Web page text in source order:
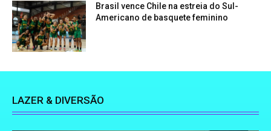
Brasil vence Chile na estreia do Sul-
Americano de basquete feminino
LAZER & DIVERSÃO